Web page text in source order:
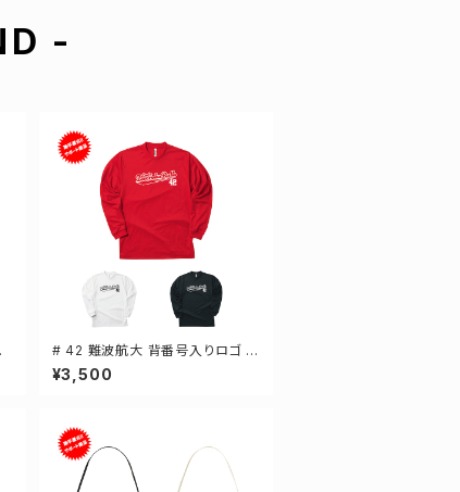
-
# 42 難波航大 背番号入りロゴ ド
ライTシャツ 長袖 選手還元 3カラ
ー S-5Lサイズ 000304
¥3,500